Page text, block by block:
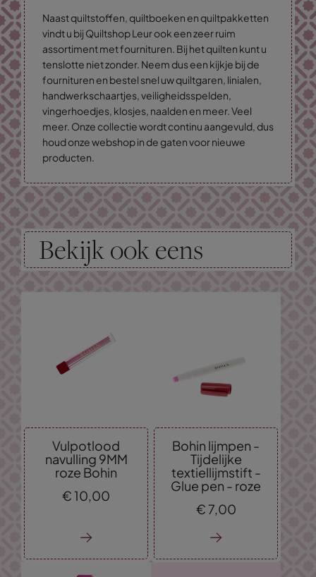
Naast quiltstoffen, quiltboeken en quiltpakketten
vindt u bij Quiltshop Leur ook een zeer ruim
assortiment met fournituren. Bij het quilten kunt u
tenslotte niet zonder. Neem dus een kijkje bij de
fournituren en bestel snel uw quiltgaren, linialen,
handwerkschaartjes, veiligheidsspelden,
vingerhoedjes, klosjes, naalden en meer. Veel
meer. Onze collectie wordt continu aangevuld, dus
houd onze webshop in de gaten voor nieuwe
producten.
Bekijk ook eens
Vulpotlood
navulling 9MM
roze Bohin
€10,00
Bohin lijmpen -
Tijdelijke
textiellijmstift -
Glue pen - roze
€ 7,00